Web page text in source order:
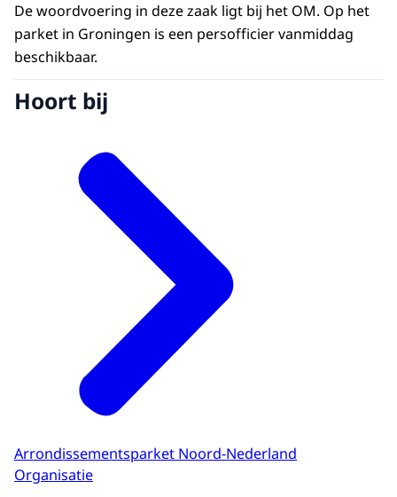
De woordvoering in deze zaak ligt bij het OM. Op het
parket in Groningen is een persofficier vanmiddag
beschikbaar.
Hoort bij
Arrondissementsparket Noord-Nederland
Organisatie